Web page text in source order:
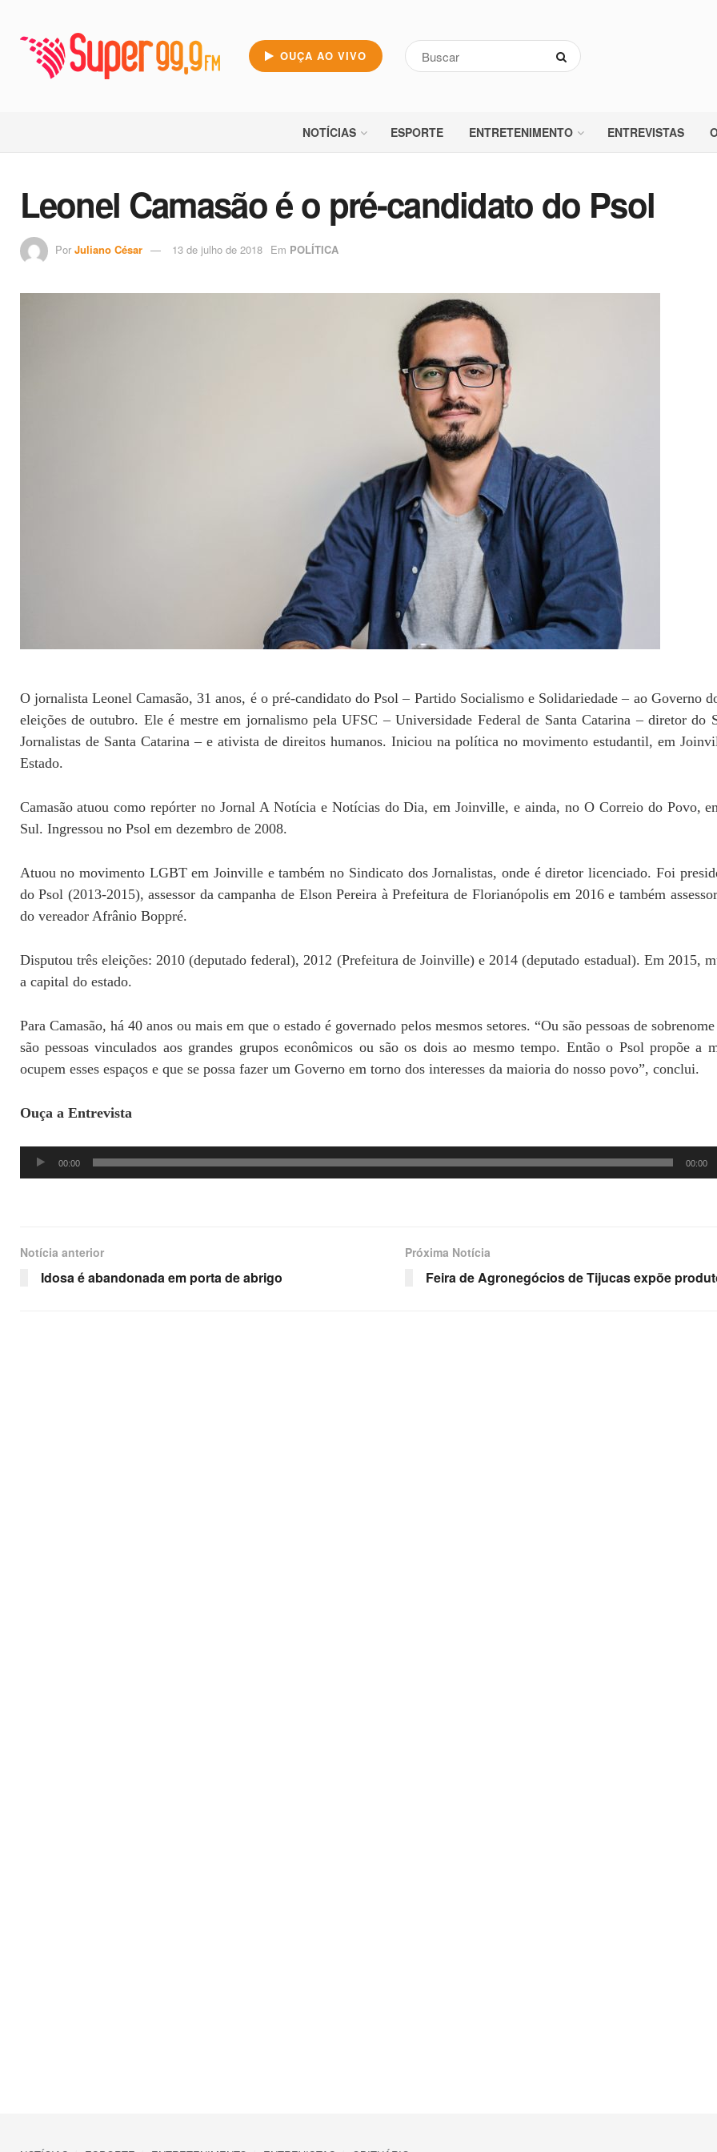
OUÇA AO VIVO
NOTÍCIAS ESPORTE ENTRETENIMENTO ENTREVISTAS
Leonel Camasão é o pré-candidato do Psol
Por Juliano César 13 de julho de 2018 Em POLÍTICA
O jornalista Leonel Camasão, 31 anos, é o pré-candidato do Psol – Partido Socialismo e Solidariedade – ao Governo
eleições de outubro. Ele é mestre em jornalismo pela UFSC – Universidade Federal de Santa Catarina – diretor do
Jornalistas de Santa Catarina – e ativista de direitos humanos. Iniciou na política no movimento estudantil, em
Estado.
Camasão atuou como repórter no Jornal A Notícia e Notícias do Dia, em Joinville, e ainda, no O Correio do Povo,
Sul. Ingressou no Psol em dezembro de 2008.
Atuou no movimento LGBT em Joinville e também no Sindicato dos Jornalistas, onde é diretor licenciado. Foi
do Psol (2013-2015), assessor da campanha de Elson Pereira à Prefeitura de Florianópolis em 2016 e também
do vereador Afrânio Boppré.
Disputou três eleições: 2010 (deputado federal), 2012 (Prefeitura de Joinville) e 2014 (deputado estadual). Em 2015,
a capital do estado.
Para Camasão, há 40 anos ou mais em que o estado é governado pelos mesmos setores. “Ou são pessoas de sobrenome
são pessoas vinculados aos grandes grupos econômicos ou são os dois ao mesmo tempo. Então o Psol propõe a
ocupem esses espaços e que se possa fazer um Governo em torno dos interesses da maioria do nosso povo”, conclui.
Ouça a Entrevista
Tocador
de
00:00 00:00
Notícia anterior
Idosa é abandonada em porta de abrigo
Próxima Notícia
Feira de Agronegócios de Tijucas expõe